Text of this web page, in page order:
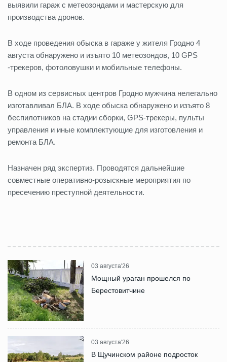
выявили гараж с метеозондами и мастерскую для
производства дронов.
В ходе проведения обыска в гараже у жителя Гродно 4
августа обнаружено и изъято 10 метеозондов, 10 GPS
-трекеров, фотоловушки и мобильные телефоны.
В одном из сервисных центров Гродно мужчина нелегально
изготавливал БЛА. В ходе обыска обнаружено и изъято 8
беспилотников на стадии сборки, GPS-трекеры, пульты
управления и иные комплектующие для изготовления и
ремонта БЛА.
Назначен ряд экспертиз. Проводятся дальнейшие
совместные оперативно-розыскные мероприятия по
пресечению преступной деятельности.
03 августа'26
Мощный ураган прошелся по
Берестовитчине
03 августа'26
В Щучинском районе подросток